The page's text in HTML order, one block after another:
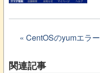
« CentOSのyumエラー
関連記事